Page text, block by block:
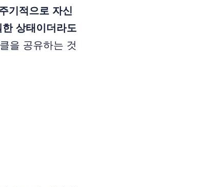
기적으로 자신
상태이더라도
을 공유하는 것